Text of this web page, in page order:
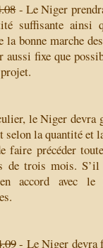
- Le Niger
suffisante ainsi
la bonne marche
aussi fixe que
le Niger devra
selon la quantité et
faire précéder
de trois mois.
accord avec le
- Le Niger devra